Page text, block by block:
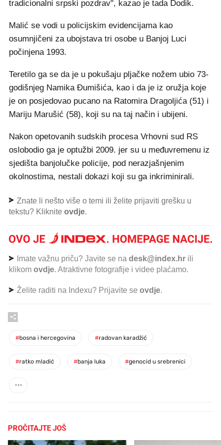
tradicionalni srpski pozdrav", kazao je tada Dodik.
Malić se vodi u policijskim evidencijama kao
osumnjičeni za ubojstava tri osobe u Banjoj Luci
počinjena 1993.
Teretilo ga se da je u pokušaju pljačke nožem ubio 73-
godišnjeg Namika Đumišića, kao i da je iz oružja koje
je on posjedovao pucano na Ratomira Dragoljića (51) i
Mariju Marušić (58), koji su na taj način i ubijeni.
Nakon opetovanih sudskih procesa Vrhovni sud RS
oslobodio ga je optužbi 2009. jer su u međuvremenu iz
sjedišta banjolučke policije, pod nerazjašnjenim
okolnostima, nestali dokazi koji su ga inkriminirali.
Znate li nešto više o temi ili želite prijaviti grešku u
tekstu? Kliknite ovdje.
Imate važnu priču? Javite se na desk@index.hr ili
klikom ovdje. Atraktivne fotografije i videe plaćamo.
Želite raditi na Indexu? Prijavite se ovdje.
#bosna i hercegovina #radovan karadžić
#ratko mladić #banja luka #genocid u srebrenici
PROČITAJTE JOŠ